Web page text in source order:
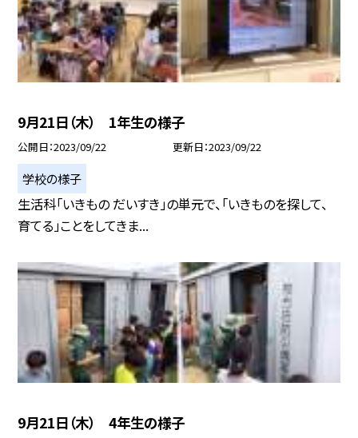
9月21日（木） 1年生の様子
公開日 2023/09/22 更新日 2023/09/22
学校の様子
生活科「いきもの だいすき」の単元で、「いきものを探して、
育てる」ことをしてきま...
9月21日（木） 4年生の様子